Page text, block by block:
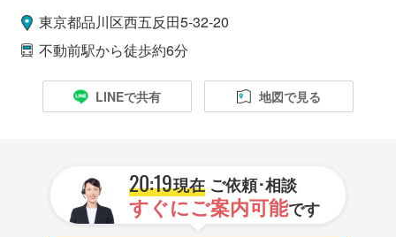
東京都品川区西五反田5-32-20
不動前駅から徒歩約6分
LINEで共有 地図で見る
20:19現在ご依頼･相談
すぐにご案内可能です